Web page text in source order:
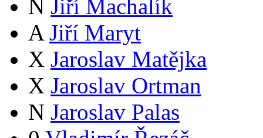
N Jiří Machalík
A Jiří Maryt
X Jaroslav Matějka
X Jaroslav Ortman
N Jaroslav Palas